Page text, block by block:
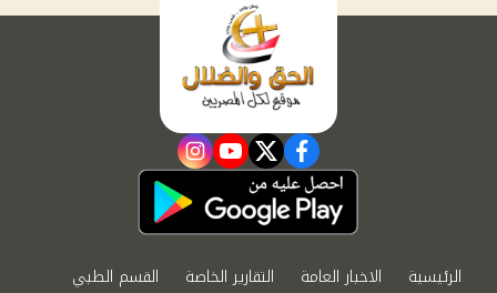
facebook
twitter
youtube
instagram
الرئيسية الاخبار العامة التقارير الخاصة
القسم الطبي